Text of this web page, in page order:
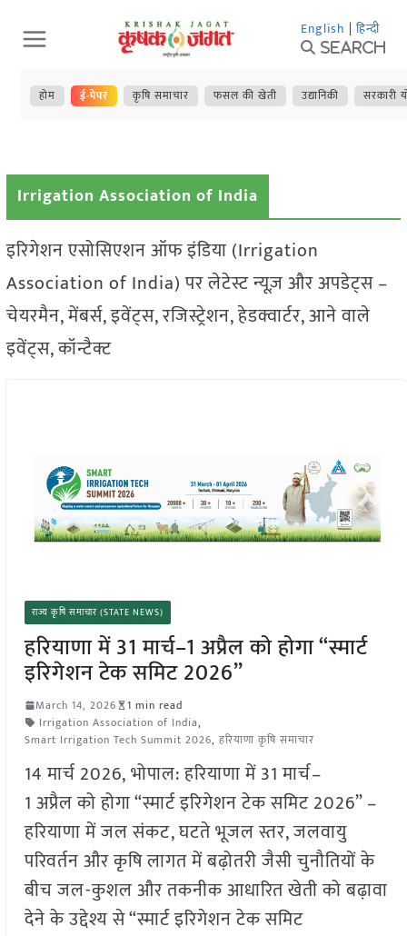
Skip
to
content
English | हिन्दी
Search
होम ई-पेपर कृषि समाचार फसल की खेती उद्यानिकी सरकारी
Irrigation Association of India
इरिगेशन एसोसिएशन ऑफ इंडिया (Irrigation
Association of India) पर लेटेस्ट न्यूज़ और अपडेट्स –
चेयरमैन, मेंबर्स, इवेंट्स, रजिस्ट्रेशन, हेडक्वार्टर, आने वाले
इवेंट्स, कॉन्टैक्ट
राज्य कृषि समाचार (STATE NEWS)
हरियाणा में 31 मार्च–1 अप्रैल को होगा “स्मार्ट
इरिगेशन टेक समिट 2026”
March 14, 2026
1 min read
Irrigation Association of India,
Smart Irrigation Tech Summit 2026, हरियाणा कृषि समाचार
14 मार्च 2026, भोपाल: हरियाणा में 31 मार्च–
1 अप्रैल को होगा “स्मार्ट इरिगेशन टेक समिट 2026” –
हरियाणा में जल संकट, घटते भूजल स्तर, जलवायु
परिवर्तन और कृषि लागत में बढ़ोतरी जैसी चुनौतियों के
बीच जल-कुशल और तकनीक आधारित खेती को बढ़ावा
देने के उद्देश्य से “स्मार्ट इरिगेशन टेक समिट